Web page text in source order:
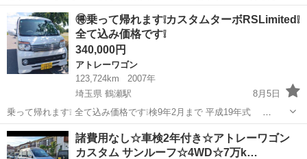
必ず最後までお読みください 名義変更代金別途かかります お客様がや
る場合いただきません 東京都 葛飾区からです ダイハツ アトレー入
荷いたしました ...
東京 葛飾区 お花茶屋駅 アトレーワゴン 車両
🉐乗って帰れます❕️カスタムターボRSLimited❕️
全て込み価格です❕️
340,000円
アトレーワゴン
123,724km
2007年
埼玉県 鶴瀬駅
8月5日
乗って帰れます❕ 全て込み価格です❕検9年2月まで 平成19年式
S321G グレードカスタムターボRSLimited 色 ホワイト 走行
123,724キロ 車検9年2月まで タイミングチェーン AT2WD 装備...
埼玉 さいたま市 鶴瀬駅 アトレーワゴン ミッション
諸費用なし☆車検2年付き☆アトレーワゴン
カスタム サンルーフ☆4WD☆7万k…